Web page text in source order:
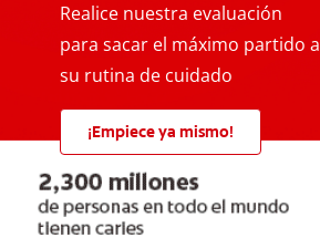
Realice nuestra evaluación
para sacar el máximo partido a
su rutina de cuidado
¡Empiece ya mismo!